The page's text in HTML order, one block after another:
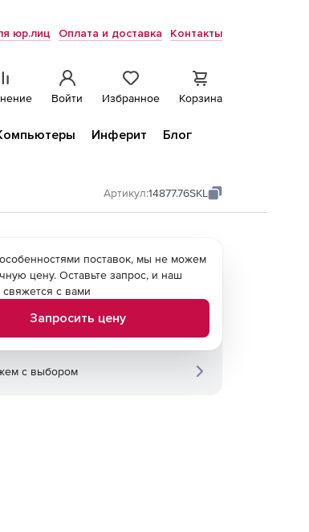
юр.лиц Оплата и доставка Контакты
Войти Избранное Корзина
Инферит
Блог
Артикул:14877.76SKL
поставок, мы не можем
цену. Оставьте запрос, и наш
с вами
Запросить цену
с выбором